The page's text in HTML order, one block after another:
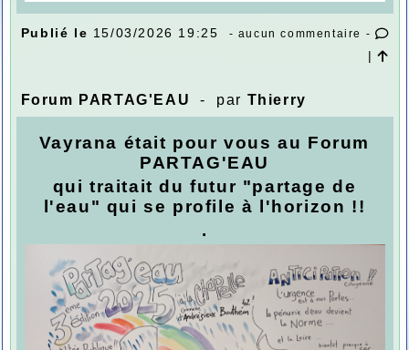
Publié le 15/03/2026 19:25 - aucun commentaire -
|
Forum PARTAG'EAU - par Thierry
Vayrana était pour vous au Forum
PARTAG'EAU
qui traitait du futur "partage de
l'eau" qui se profile à l'horizon !!
.